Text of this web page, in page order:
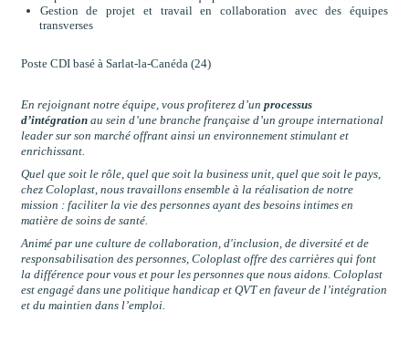
Gestion de projet et travail en collaboration avec des équipes
transverses
Poste CDI basé à Sarlat-la-Canéda (24)
En rejoignant notre équipe, vous profiterez d’un processus
d’intégration au sein d’une branche française d’un groupe international
leader sur son marché offrant ainsi un environnement stimulant et
enrichissant.
Quel que soit le rôle, quel que soit la business unit, quel que soit le pays,
chez Coloplast, nous travaillons ensemble à la réalisation de notre
mission : faciliter la vie des personnes ayant des besoins intimes en
matière de soins de santé.
Animé par une culture de collaboration, d'inclusion, de diversité et de
responsabilisation des personnes, Coloplast offre des carrières qui font
la différence pour vous et pour les personnes que nous aidons. Coloplast
est engagé dans une politique handicap et QVT en faveur de l’intégration
et du maintien dans l’emploi.